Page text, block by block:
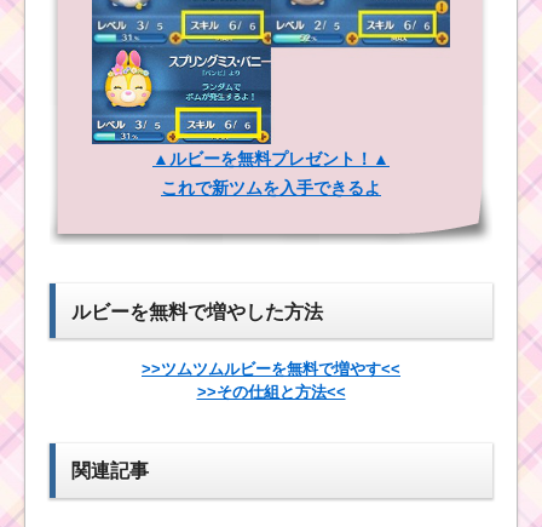
ツムツムイベント8月！
海のたからものを集め
よう5枚目の攻略方法と
報酬
値を合計
イニシャルがAのツム
で28チェーン以上出す
2016年4月！セレクト
ツムは白雪姫・オーロ
ラ姫・アリエル
ト！イースターガーデ
ツムツム5月ル
ミエールのおも
てなしイベント1
▲ルビーを無料プレゼント！▲
これで新ツムを入手できるよ
ルビーを無料で増やした方法
>>ツムツムルビーを無料で増やす<<
>>その仕組と方法<<
関連記事